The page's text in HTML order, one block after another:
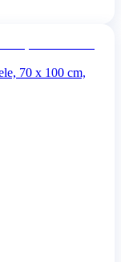
70 x 100 cm,